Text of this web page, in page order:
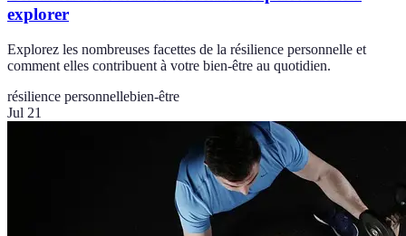
explorer
Explorez les nombreuses facettes de la résilience personnelle et
comment elles contribuent à votre bien-être au quotidien.
résilience personnellebien-être
Jul 21